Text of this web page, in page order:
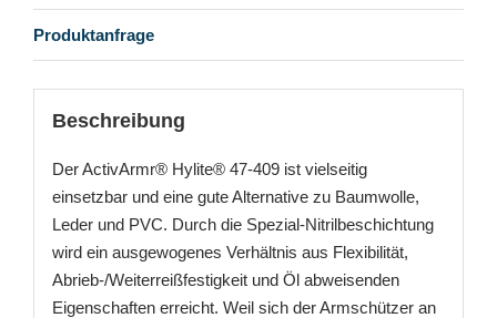
Produktanfrage
Beschreibung
Der ActivArmr® Hylite® 47-409 ist vielseitig
einsetzbar und eine gute Alternative zu Baumwolle,
Leder und PVC. Durch die Spezial-Nitrilbeschichtung
wird ein ausgewogenes Verhältnis aus Flexibilität,
Abrieb-/Weiterreißfestigkeit und Öl abweisenden
Eigenschaften erreicht. Weil sich der Armschützer an